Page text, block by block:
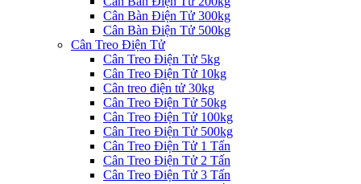
Cân Bàn Điện Tử 300kg
Cân Bàn Điện Tử 500kg
Cân Treo Điện Tử
Cân Treo Điện Tử 5kg
Cân Treo Điện Tử 10kg
Cân treo điện tử 30kg
Cân Treo Điện Tử 50kg
Cân Treo Điện Tử 100kg
Cân Treo Điện Tử 500kg
Cân Treo Điện Tử 1 Tấn
Cân Treo Điện Tử 2 Tấn
Cân Treo Điện Tử 3 Tấn